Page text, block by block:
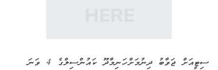
ސިޓީއަށް ޖަވާބު ދިނުމަށް ހަނިމާދޫ ކައުންސިލްގެ 4 ވަނަ